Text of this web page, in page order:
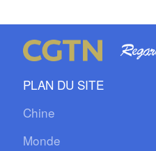
PLAN DU SITE
Chine
Monde